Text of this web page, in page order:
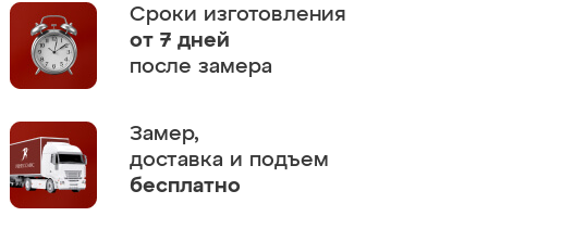
Сроки изготовления
от 7 дней
после замера
Замер,
доставка и подъем
бесплатно